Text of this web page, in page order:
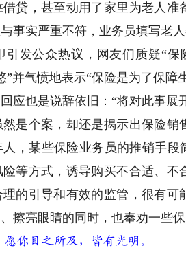
贷，甚至动用了家里为老人准
事实严重不符，业务员填写老
公众热议，网友们质疑“保
”并气愤地表示“保险是为了保障
应也是说辞依旧：“将对此事展
个案，却还是揭示出保险销
，某些保险业务员的推销手
等方式，诱导购买不合适、
的引导和有效的监管，很有
擦亮眼睛的同时，也奉劝一些
你目之所及，皆有光明。